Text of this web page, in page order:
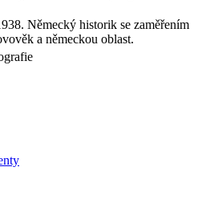
Německý historik se zaměřením
a německou oblast.